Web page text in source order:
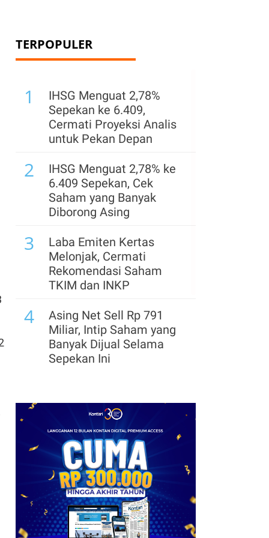
TERPOPULER
1
IHSG Menguat 2,78%
Sepekan ke 6.409,
Cermati Proyeksi Analis
untuk Pekan Depan
2
IHSG Menguat 2,78% ke
6.409 Sepekan, Cek
Saham yang Banyak
Diborong Asing
3
Laba Emiten Kertas
Melonjak, Cermati
Rekomendasi Saham
TKIM dan INKP
4
Asing Net Sell Rp 791
Miliar, Intip Saham yang
Banyak Dijual Selama
Sepekan Ini
Semester I-2026, Cek
Prospek dan
Rekomendasi Saham
SILO